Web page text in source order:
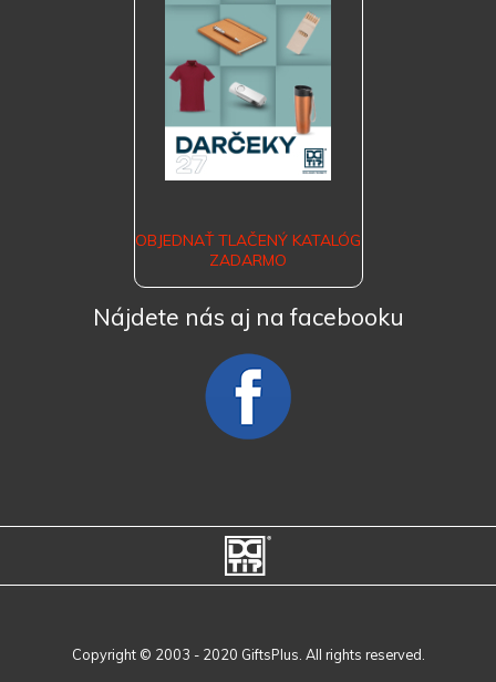
OBJEDNAŤ TLAČENÝ KATALÓG
ZADARMO
Nájdete nás aj na facebooku
Copyright © 2003 - 2020 GiftsPlus. All rights reserved.